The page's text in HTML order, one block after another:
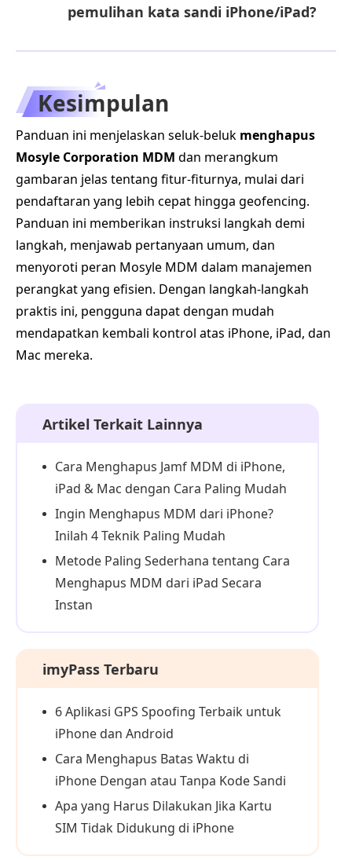
pemulihan kata sandi iPhone/iPad?
Kesimpulan
Panduan ini menjelaskan seluk-beluk menghapus
Mosyle Corporation MDM dan merangkum
gambaran jelas tentang fitur-fiturnya, mulai dari
pendaftaran yang lebih cepat hingga geofencing.
Panduan ini memberikan instruksi langkah demi
langkah, menjawab pertanyaan umum, dan
menyoroti peran Mosyle MDM dalam manajemen
perangkat yang efisien. Dengan langkah-langkah
praktis ini, pengguna dapat dengan mudah
mendapatkan kembali kontrol atas iPhone, iPad, dan
Mac mereka.
Artikel Terkait Lainnya
Cara Menghapus Jamf MDM di iPhone,
iPad & Mac dengan Cara Paling Mudah
Ingin Menghapus MDM dari iPhone?
Inilah 4 Teknik Paling Mudah
Metode Paling Sederhana tentang Cara
Menghapus MDM dari iPad Secara
Instan
imyPass Terbaru
6 Aplikasi GPS Spoofing Terbaik untuk
iPhone dan Android
Cara Menghapus Batas Waktu di
iPhone Dengan atau Tanpa Kode Sandi
Apa yang Harus Dilakukan Jika Kartu
SIM Tidak Didukung di iPhone